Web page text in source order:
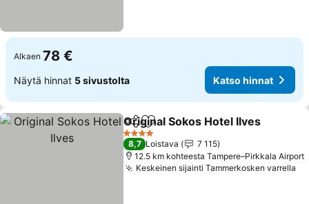
Alkaen 78 €
Näytä hinnat 5 sivustolta Katso hinnat
Jaa Lisää suosikkeihin
Original Sokos Hotel Ilves
4 Tähtiluokitus
8,7 Loistava
7 115
12.5 km kohteesta Tampere–Pirkkala Airport
Keskeinen sijainti Tammerkosken varrella